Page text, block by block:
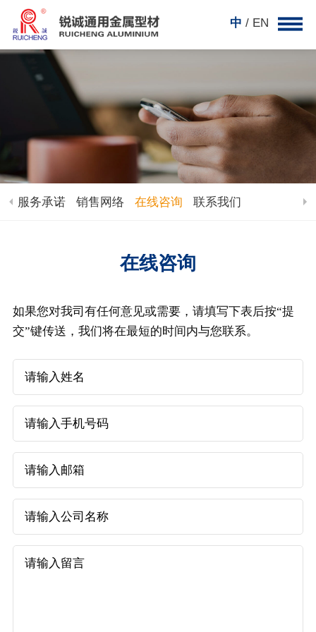
中 / EN
服务承诺 销售网络 在线咨询 联系我们
在线咨询
如果您对我司有任何意见或需要，请填写下表后按“提
交”键传送，我们将在最短的时间内与您联系。